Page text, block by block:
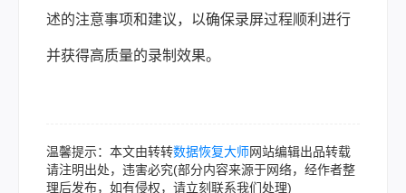
述的注意事项和建议，以确保录屏过程顺利进行
并获得高质量的录制效果。
温馨提示：本文由转转数据恢复大师网站编辑出品转载
请注明出处，违害必究(部分内容来源于网络，经作者整
理后发布，如有侵权，请立刻联系我们处理)